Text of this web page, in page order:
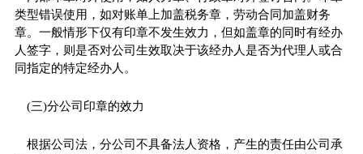
类型错误使用，如对账单上加盖税务章，劳动合同加盖财务
章。一般情形下仅有印章不发生效力，但如盖章的同时有经办
人签字，则是否对公司生效取决于该经办人是否为代理人或合
同指定的特定经办人。
(三)分公司印章的效力
根据公司法，分公司不具备法人资格，产生的责任由公司承